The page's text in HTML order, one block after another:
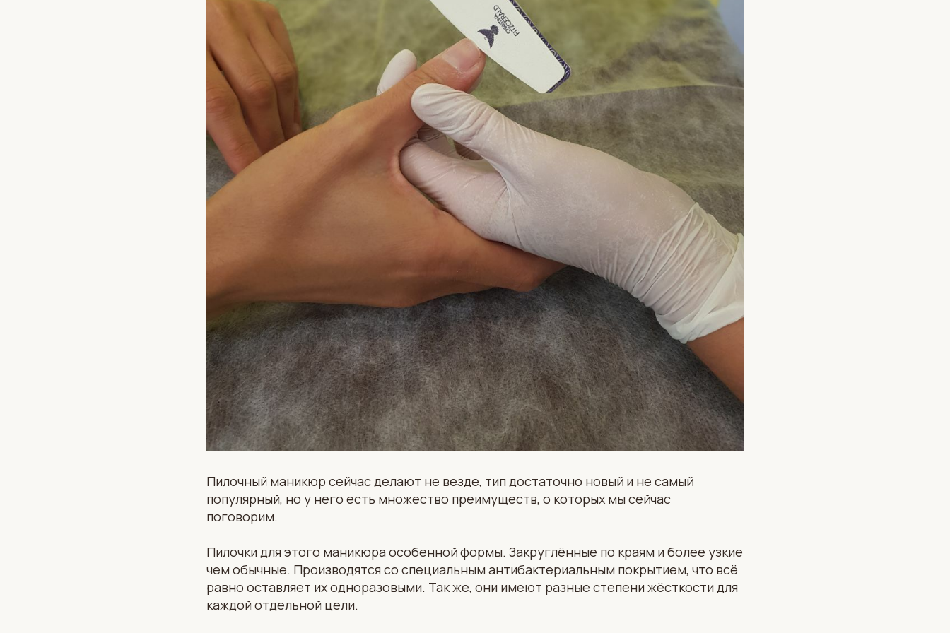
Пилочный маникюр сейчас делают не везде, тип достаточно новый и не самый
популярный, но у него есть множество преимуществ, о которых мы сейчас
поговорим.
Пилочки для этого маникюра особенной формы. Закруглённые по краям и более узкие
чем обычные. Производятся со специальным антибактериальным покрытием, что всё
равно оставляет их одноразовыми. Так же, они имеют разные степени жёсткости для
каждой отдельной цели.